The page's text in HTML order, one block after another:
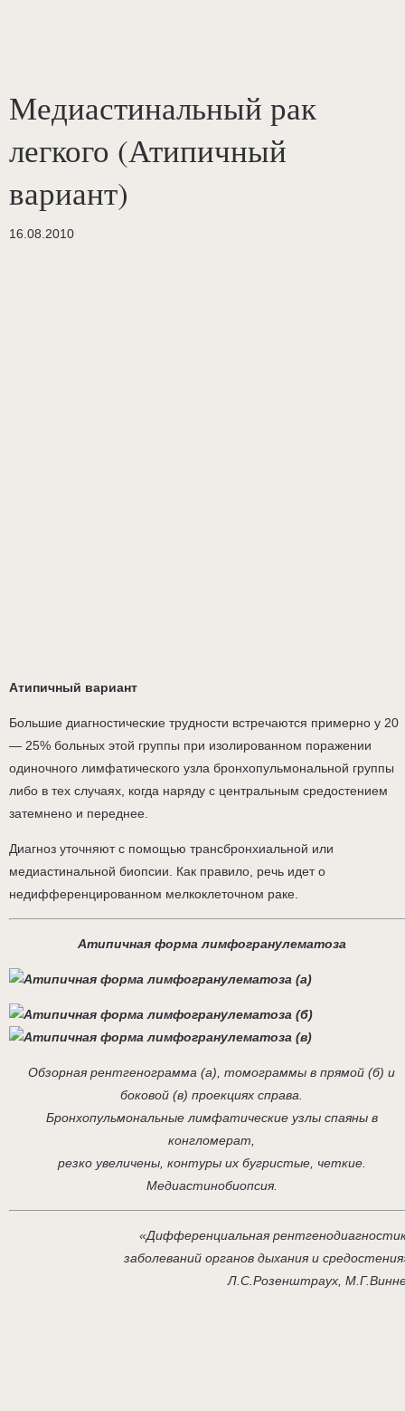
Медиастинальный рак
легкого (Атипичный
вариант)
16.08.2010
Атипичный вариант
Большие диагностические трудности встречаются примерно у 20
— 25% больных этой группы при изолированном поражении
одиночного лимфатического узла бронхопульмональной группы
либо в тех случаях, когда наряду с центральным средостением
затемнено и переднее.
Диагноз уточняют с помощью трансбронхиальной или
медиастинальной биопсии. Как правило, речь идет о
недифференцированном мелкоклеточном раке.
Атипичная форма лимфогранулематоза
Обзорная рентгенограмма (а), томограммы в прямой (б) и
боковой (в) проекциях справа.
Бронхопульмональные лимфатические узлы спаяны в
конгломерат,
резко увеличены, контуры их бугристые, четкие.
Медиастинобиопсия.
«Дифференциальная
заболеваний органов дыхания и
Л.С.Розенштраух,